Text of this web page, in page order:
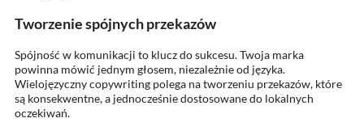
Tworzenie spójnych przekazów
Spójność w komunikacji to klucz do sukcesu. Twoja marka
powinna mówić jednym głosem, niezależnie od języka.
Wielojęzyczny copywriting polega na tworzeniu przekazów, które
są konsekwentne, a jednocześnie dostosowane do lokalnych
oczekiwań.